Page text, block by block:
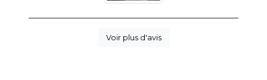
Voir plus d'avis